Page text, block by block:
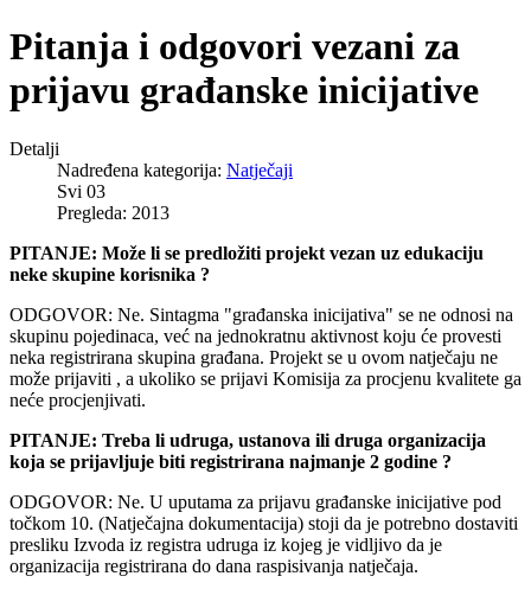
Pitanja i odgovori vezani za
prijavu građanske inicijative
Detalji
Nadređena kategorija: Natječaji
Svi 03
Pregleda: 2013
PITANJE: Može li se predložiti projekt vezan uz edukaciju
neke skupine korisnika ?
ODGOVOR: Ne. Sintagma "građanska inicijativa" se ne odnosi na
skupinu pojedinaca, već na jednokratnu aktivnost koju će provesti
neka registrirana skupina građana. Projekt se u ovom natječaju ne
može prijaviti , a ukoliko se prijavi Komisija za procjenu kvalitete ga
neće procjenjivati.
PITANJE: Treba li udruga, ustanova ili druga organizacija
koja se prijavljuje biti registrirana najmanje 2 godine ?
ODGOVOR: Ne. U uputama za prijavu građanske inicijative pod
točkom 10. (Natječajna dokumentacija) stoji da je potrebno dostaviti
presliku Izvoda iz registra udruga iz kojeg je vidljivo da je
organizacija registrirana do dana raspisivanja natječaja.